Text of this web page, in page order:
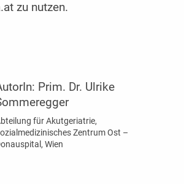
zu nutzen.
Prim. Dr. Ulrike
für Akutgeriatrie,
Zentrum Ost –
Wien